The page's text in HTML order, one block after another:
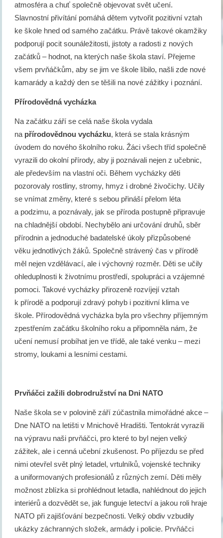
atmosféra a chuť společně objevovat svět učení.
Slavnostní přivítání pomáhá dětem vytvořit pozitivní vztah
ke škole hned od samého začátku. Právě takové okamžiky
podporují pocit sounáležitosti, jistoty a radosti z nových
začátků – hodnot, na kterých naše škola staví. Přejeme
všem prvňáčkům, aby se jim ve škole líbilo, našli zde nové
kamarády a každý den se těšili na nové zážitky i poznání.
Přírodovědná vycházka
Na začátku září se celá naše škola vydala
na přírodovědnou vycházku, která se stala krásným
úvodem do nového školního roku. Žáci všech tříd společně
vyrazili do okolní přírody, aby ji poznávali nejen z učebnic,
ale především na vlastní oči. Během vycházky děti
pozorovaly rostliny, stromy, hmyz i drobné živočichy. Učily
se vnímat změny, které s sebou přináší přelom léta
a podzimu, a poznávaly, jak se příroda postupně připravuje
na chladnější období. Nechybělo ani určování druhů, sběr
přírodnin a jednoduché badatelské úkoly přizpůsobené
věku jednotlivých žáků. Společně strávený čas v přírodě
měl nejen vzdělávací, ale i výchovný rozměr. Děti se učily
ohleduplnosti k životnímu prostředí, spolupráci a vzájemné
pomoci. Takové vycházky přirozeně rozvíjejí vztah
k přírodě a podporují zdravý pohyb i pozitivní klima ve
škole. Přírodovědná vycházka byla pro všechny příjemným
zpestřením začátku školního roku a připomněla nám, že
učení nemusí probíhat jen ve třídě, ale také venku – mezi
stromy, loukami a lesními cestami.
Prvňáčci zažili dobrodružství na Dni NATO
Naše škola se v polovině září zúčastnila mimořádné akce –
Dne NATO na letišti v Mnichově Hradišti. Tentokrát vyrazili
na výpravu naši prvňáčci, pro které to byl nejen velký
zážitek, ale i cenná učební zkušenost. Po příjezdu se před
nimi otevřel svět plný letadel, vrtulníků, vojenské techniky
a uniformovaných profesionálů z různých zemí. Děti měly
možnost zblízka si prohlédnout letadla, nahlédnout do jejich
interiérů a dozvědět se, jak funguje letectví a jakou roli hraje
NATO při zajišťování bezpečnosti. Velký obdiv vzbudily
ukázky záchranných složek, armády i policie. Prvňáčci